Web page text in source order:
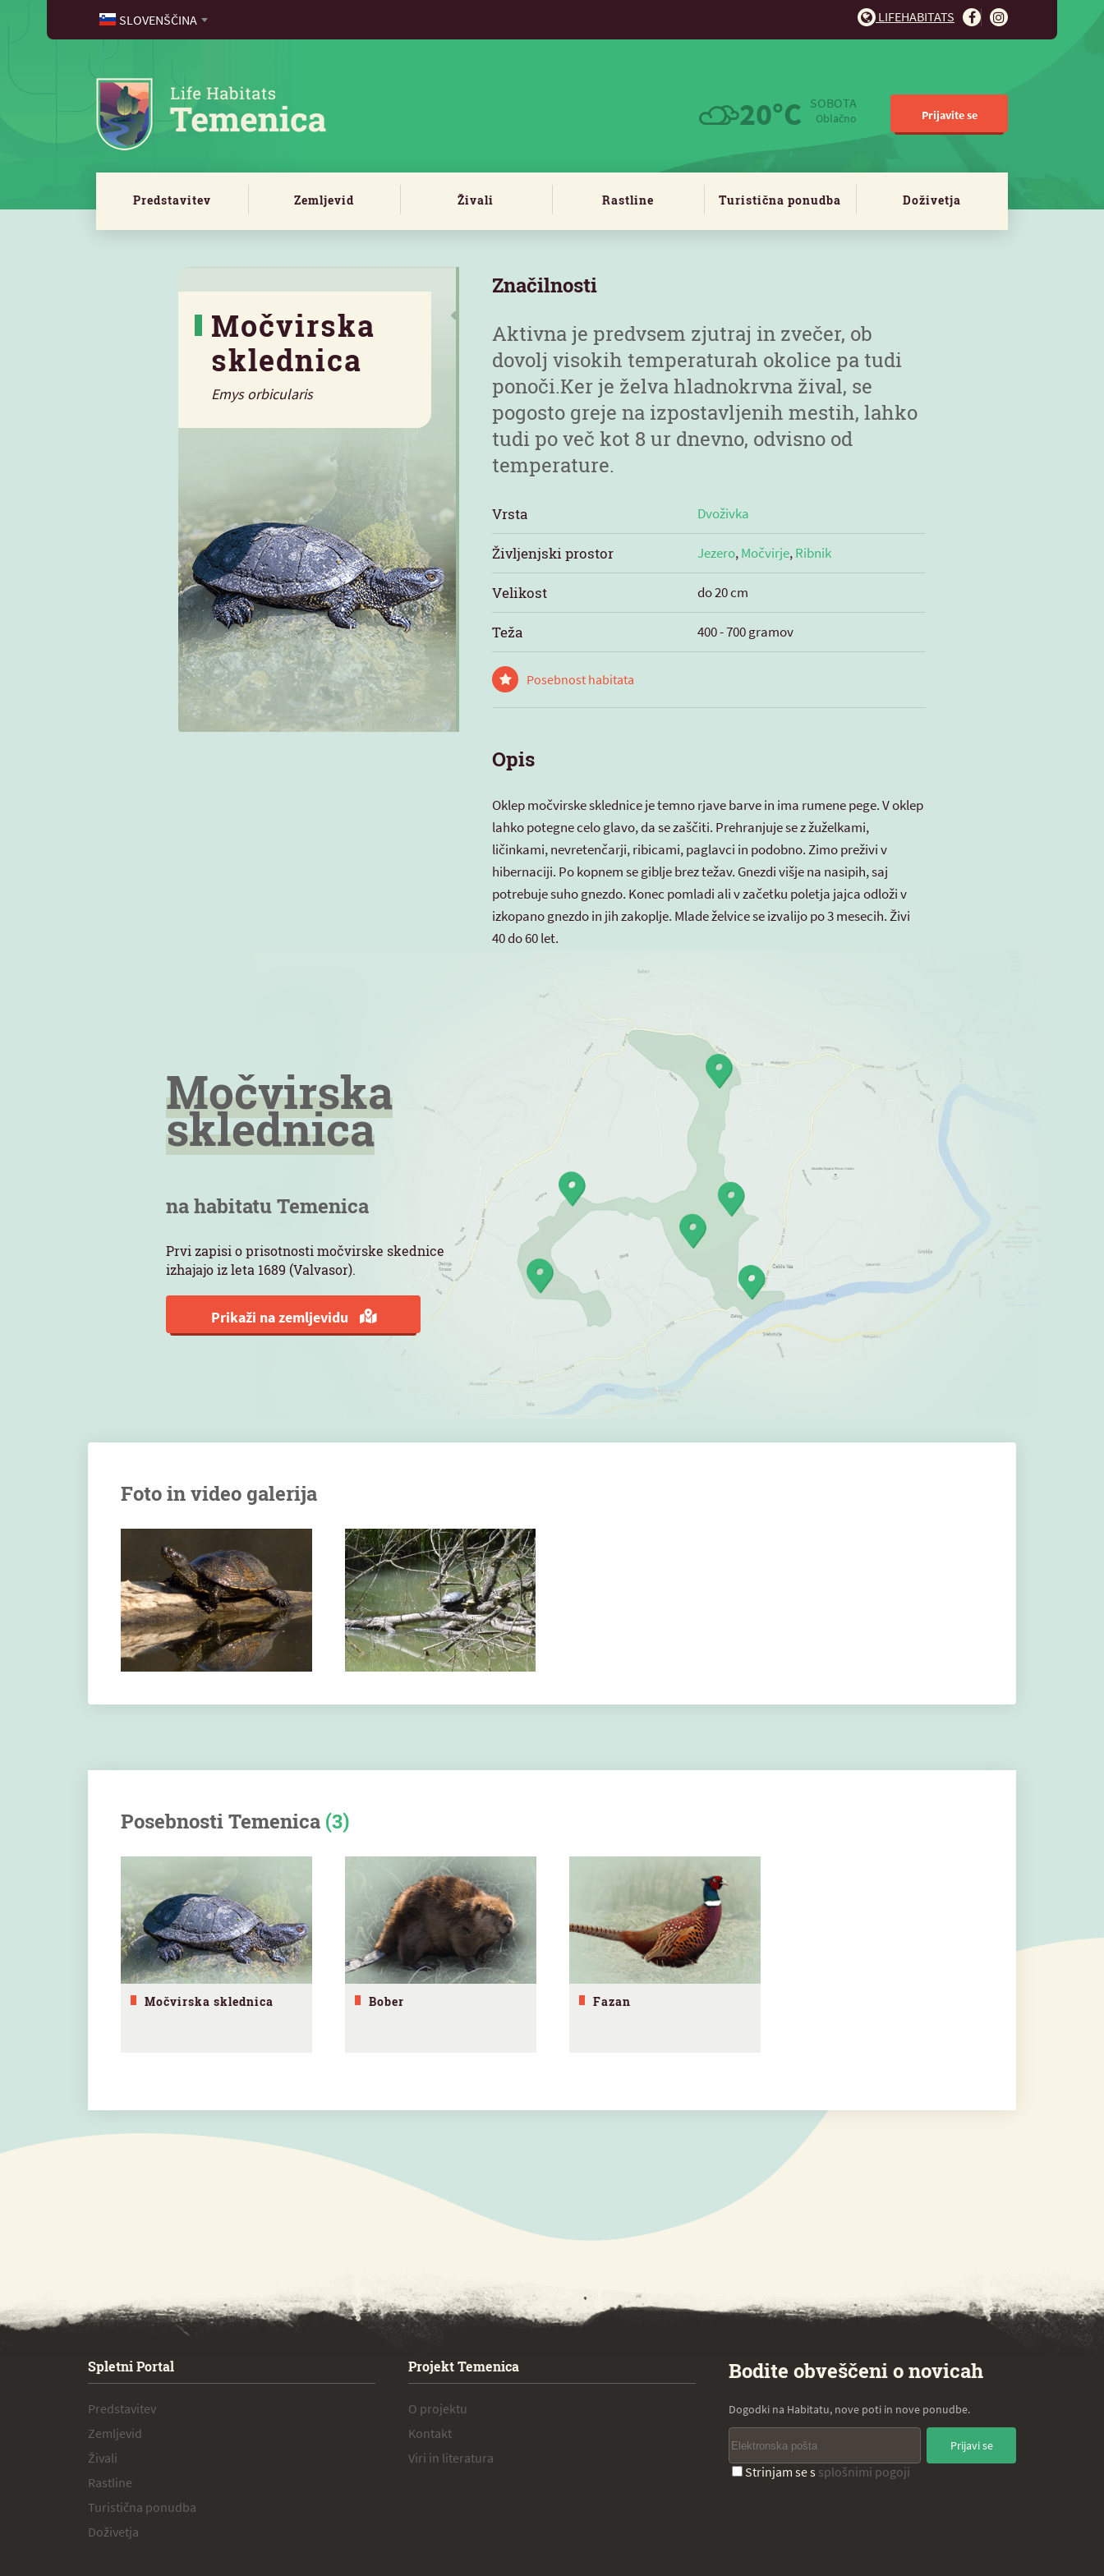
SLOVENŠČINA LIFEHABITATS
20°C SOBOTA
Oblačno Prijavite se
Predstavitev Zemljevid Živali Rastline Turistična ponudba Doživetja
Močvirska
sklednica
Emys orbicularis
Značilnosti
Aktivna je predvsem zjutraj in zvečer, ob
dovolj visokih temperaturah okolice pa tudi
ponoči.Ker je želva hladnokrvna žival, se
pogosto greje na izpostavljenih mestih, lahko
tudi po več kot 8 ur dnevno, odvisno od
temperature.
Vrsta Dvoživka
Življenjski prostor Jezero,Močvirje,Ribnik
Velikost do 20 cm
Teža 400 - 700 gramov
Posebnost habitata
Opis
Oklep močvirske sklednice je temno rjave barve in ima rumene pege. V oklep
lahko potegne celo glavo, da se zaščiti. Prehranjuje se z žuželkami,
ličinkami, nevretenčarji, ribicami, paglavci in podobno. Zimo preživi v
hibernaciji. Po kopnem se giblje brez težav. Gnezdi višje na nasipih, saj
potrebuje suho gnezdo. Konec pomladi ali v začetku poletja jajca odloži v
izkopano gnezdo in jih zakoplje. Mlade želvice se izvalijo po 3 mesecih. Živi
40 do 60 let.
Močvirska
sklednica
na habitatu Temenica
Prvi zapisi o prisotnosti močvirske skednice
izhajajo iz leta 1689 (Valvasor).
Prikaži na zemljevidu
Foto in video galerija
Posebnosti Temenica (3)
Močvirska sklednica Bober Fazan
Spletni Portal
Predstavitev
Zemljevid
Živali
Rastline
Turistična ponudba
Doživetja
Projekt Temenica
O projektu
Kontakt
Viri in literatura
Bodite obveščeni o novicah
Dogodki na Habitatu, nove poti in nove ponudbe.
Prijavi se
Strinjam se s splošnimi pogoji